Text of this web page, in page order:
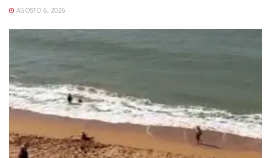
AGOSTO 6, 2026